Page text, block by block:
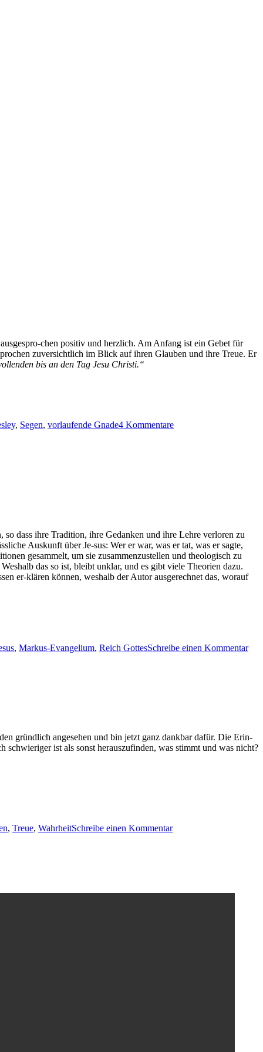
chen pos­i­tiv und her­zlich. Am Anfang ist ein Gebet für
zuver­sichtlich im Blick auf ihren Glauben und ihre Treue. Er
bis an den Tag Jesu Christi.“
, Segen, vorlaufende Gnade4 KommentareGnade
dass ihre Tra­di­tion, ihre Gedanken und ihre Lehre ver­loren zu
Auskun­ft über Je-sus: Wer er war, was er tat, was er sagte,
gesam­melt, um sie zusam­men­zustellen und the­ol­o­gisch zu
das so ist, bleibt unklar, und es gibt viele The­o­rien dazu.
er-klären kön­nen, weshalb der Autor aus­gerech­net das, worauf
, Markus-Evangelium, Reich GottesSchreibe einen Kommentar
gründlich ange­se­hen und bin jet­zt ganz dankbar dafür. Die Erin­
ist als son­st her­auszufind­en, was stimmt und was nicht?
, Treue, WahrheitSchreibe einen Kommentarist wahr?